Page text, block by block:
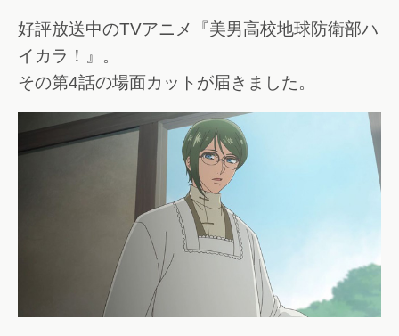
好評放送中のTVアニメ『美男高校地球防衛部ハ
イカラ！』。
その第4話の場面カットが届きました。